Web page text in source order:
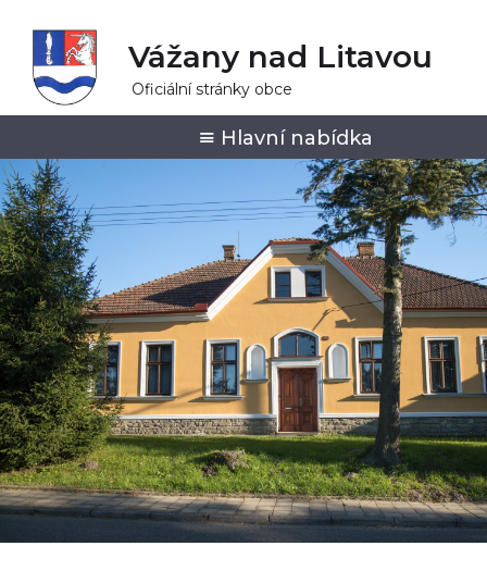
Vážany nad Litavou
Oficiální stránky obce
Hlavní nabídka